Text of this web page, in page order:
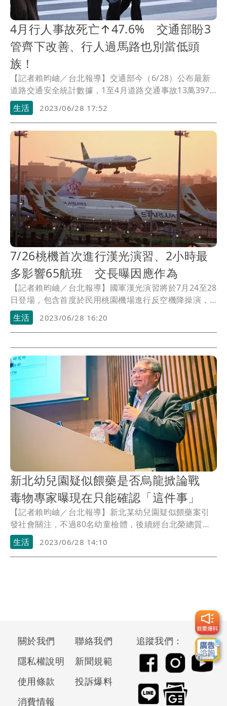
4月行人事故死亡↑47.6% 交通部盼3
管齊下改善、行人過馬路也別當低頭
族！
【記者賴昀岫／台北報導】交通部今（6/28）公布最新
道路交通安全統計數據，1至4月道路交通事故13萬3972
件、造成1,039人死亡，其中4月行人事故死亡31人，較
去年同期增加47.6%，交通部指出，《道路交通管理處罰
條例》修法新制，不停讓行人最高罰6000元等生效實施
後，搭配原本標準，執法效果應可預期，但部分是故源
於行人違規，未來也會加強宣導。
生活 2023/06/28 17:52
7/26桃機首次進行漢光演習、2小時最
多影響65航班 交長曝因應作為
【記者賴昀岫／台北報導】國軍漢光演習將於7月24至28
日登場，包含首度於民用桃園機場進行反空機降操演，
交通部長王國材指出，其中26日將影響桃園機場，預計2
小時內最多影響65航班，目前規劃透過起降時間分散，
並與軍方討論南跑道是否可伺機起降等方式因應。
生活 2023/06/28 16:20
新北幼兒園疑似餵藥是否烏龍掀論戰
毒物專家曝現在只能確認「這件事」
【記者賴昀岫／台北報導】新北某幼兒園疑似餵藥案引
發社會關注，不過80名幼童檢體，後續經台北榮總質譜
儀檢驗，未檢出巴比妥，幼教團體稱其為「烏龍事
件」。北榮毒物科主任楊振昌今（6/28）說，目前在液
相層析質譜儀(LC-MS)確實未檢出，科學證據看來現在是
生活 2023/06/28 14:10
關於我們
聯絡我們
隱私權說明
新聞規範
使用條款
投訴爆料
消費情報
追蹤我們：